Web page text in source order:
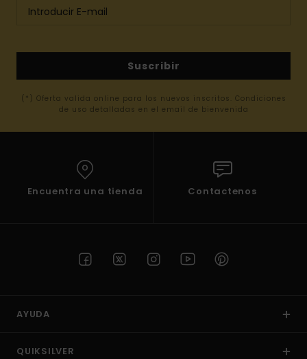
Suscribir
(*) Oferta valida online para los nuevos inscritos. Condiciones
de uso detalladas en el email de bienvenida
Encuentra una tienda Contactenos
AYUDA
QUIKSILVER